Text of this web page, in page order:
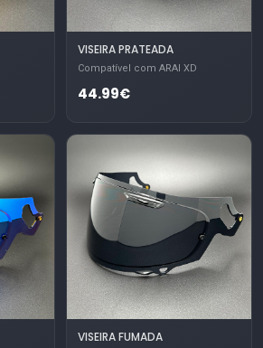
VISEIRA PRATEADA
Compatível com ARAI XD
44.99€
VISEIRA FUMADA